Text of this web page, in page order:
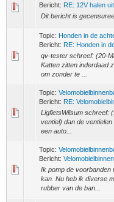
Bericht: RE: 12V halen
Dit bericht is
Topic: Honden in de
Bericht: RE: Honden in
qv-tester schreef: (20-
Katten zitten inderdaad
om zonder te ...
Topic:
Bericht: RE:
LigfietsWilsum schreef:
ventiel) dan de
een auto...
Topic:
Bericht:
Ik pomp de voorbanden
kan. Nu heb ik diverse
rubber van de ban...